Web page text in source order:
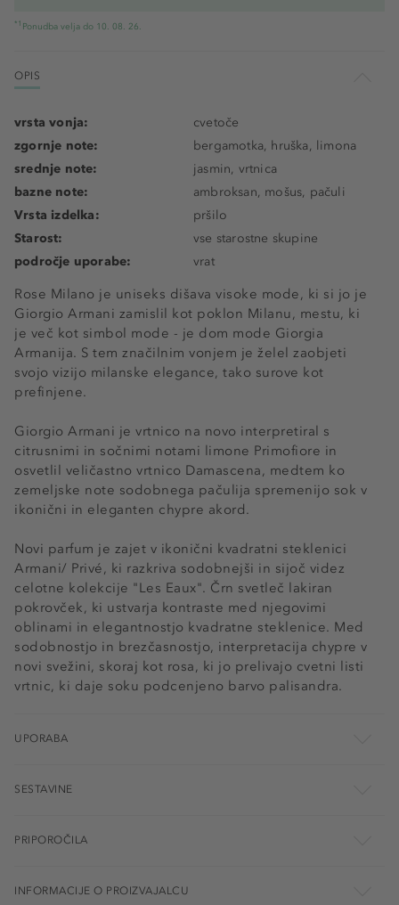
*1 Ponudba velja do 10. 08. 26.
OPIS
Rose Milano je uniseks dišava visoke mode, ki si jo je
Giorgio Armani zamislil kot poklon Milanu, mestu, ki
je več kot simbol mode - je dom mode Giorgia
Armanija. S tem značilnim vonjem je želel zaobjeti
svojo vizijo milanske elegance, tako surove kot
prefinjene.
Giorgio Armani je vrtnico na novo interpretiral s
citrusnimi in sočnimi notami limone Primofiore in
osvetlil veličastno vrtnico Damascena, medtem ko
zemeljske note sodobnega pačulija spremenijo sok v
ikonični in eleganten chypre akord.
Novi parfum je zajet v ikonični kvadratni steklenici
Armani/ Privé, ki razkriva sodobnejši in sijoč videz
celotne kolekcije "Les Eaux". Črn svetleč lakiran
pokrovček, ki ustvarja kontraste med njegovimi
oblinami in elegantnostjo kvadratne steklenice. Med
sodobnostjo in brezčasnostjo, interpretacija chypre v
novi svežini, skoraj kot rosa, ki jo prelivajo cvetni listi
vrtnic, ki daje soku podcenjeno barvo palisandra.
vrsta vonja:
cvetoče
zgornje note:
bergamotka, hruška, limona
srednje note:
jasmin, vrtnica
bazne note:
ambroksan, mošus, pačuli
Vrsta izdelka:
pršilo
Starost:
vse starostne skupine
področje uporabe:
vrat
UPORABA
SESTAVINE
PRIPOROČILA
INFORMACIJE O PROIZVAJALCU